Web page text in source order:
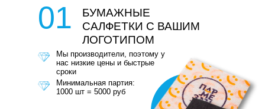
БУМАЖНЫЕ
САЛФЕТКИ С ВАШИМ
ЛОГОТИПОМ
01
Мы производители, поэтому у
нас низкие цены и быстрые
сроки
Минимальная партия:
1000 шт = 5000 руб